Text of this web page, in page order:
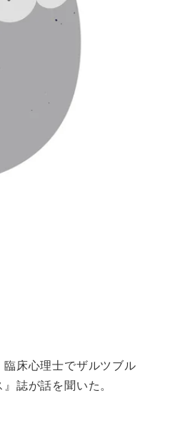
床心理士でザルツブル
誌が話を聞いた。